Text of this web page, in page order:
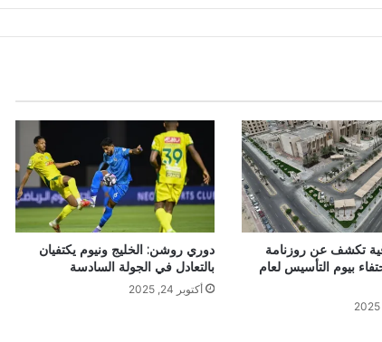
تكشف عن روزنامة
بيوم التأسيس لعام
دوري روشن: الخليج ونيوم يكتفيان
بالتعادل في الجولة السادسة
أكتوبر 24, 2025